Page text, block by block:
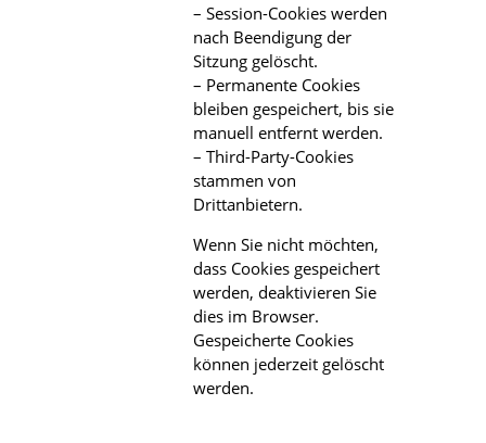
– Session-Cookies werden
nach Beendigung der
Sitzung gelöscht.
– Permanente Cookies
bleiben gespeichert, bis sie
manuell entfernt werden.
– Third-Party-Cookies
stammen von
Drittanbietern.
Wenn Sie nicht möchten,
dass Cookies gespeichert
werden, deaktivieren Sie
dies im Browser.
Gespeicherte Cookies
können jederzeit gelöscht
werden.